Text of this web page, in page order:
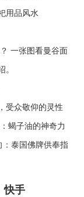
用品风水
一张图看曼谷面
。
受众敬仰的灵性
蝎子油的神奇力
：泰国佛牌供奉指
快手